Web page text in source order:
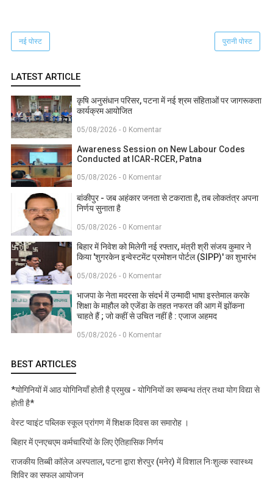
नई पोस्ट पुरानी पोस्ट
LATEST ARTICLE
कृषि अनुसंधान परिसर, पटना में नई श्रम संहिताओं पर जागरूकता
कार्यक्रम आयोजित
05/08/2026 - 0 Komentar
Awareness Session on New Labour Codes
Conducted at ICAR-RCER, Patna
05/08/2026 - 0 Komentar
बांकीपुर - जब अहंकार जनता से टकराता है, तब लोकतंत्र अपना
निर्णय सुनाता है
05/08/2026 - 0 Komentar
बिहार में निवेश को मिलेगी नई रफ्तार, मंत्री श्री संजय कुमार ने
किया 'शुगरकेन इन्वेस्टमेंट प्रमोशन पोर्टल (SIPP)' का शुभारंभ
05/08/2026 - 0 Komentar
भाजपा के नेता मदरसा के संदर्भ में उन्मादी भाषा इस्तेमाल करके
शिक्षा के माहौल को एजेंडा के तहत नफरत की आग में झोंकना
चाहते हैं ; जो कहीं से उचित नहीं है : एजाज अहमद
05/08/2026 - 0 Komentar
BEST ARTICLES
*योगिनियों में आठ योगिनियाँ होती है प्रमुख - योगिनियों का सम्बन्ध तंत्र तथा योग विद्या से
होती है*
वेस्ट प्वाइंट पब्लिक स्कूल प्रांगण में शिक्षक दिवस का समारोह ।
बिहार में एनएचएम कर्मचारियों के लिए ऐतिहासिक निर्णय
राजकीय तिब्बी कॉलेज अस्पताल, पटना द्वारा शेरपुर (मनेर) में विशाल निःशुल्क स्वास्थ्य
शिविर का सफल आयोजन